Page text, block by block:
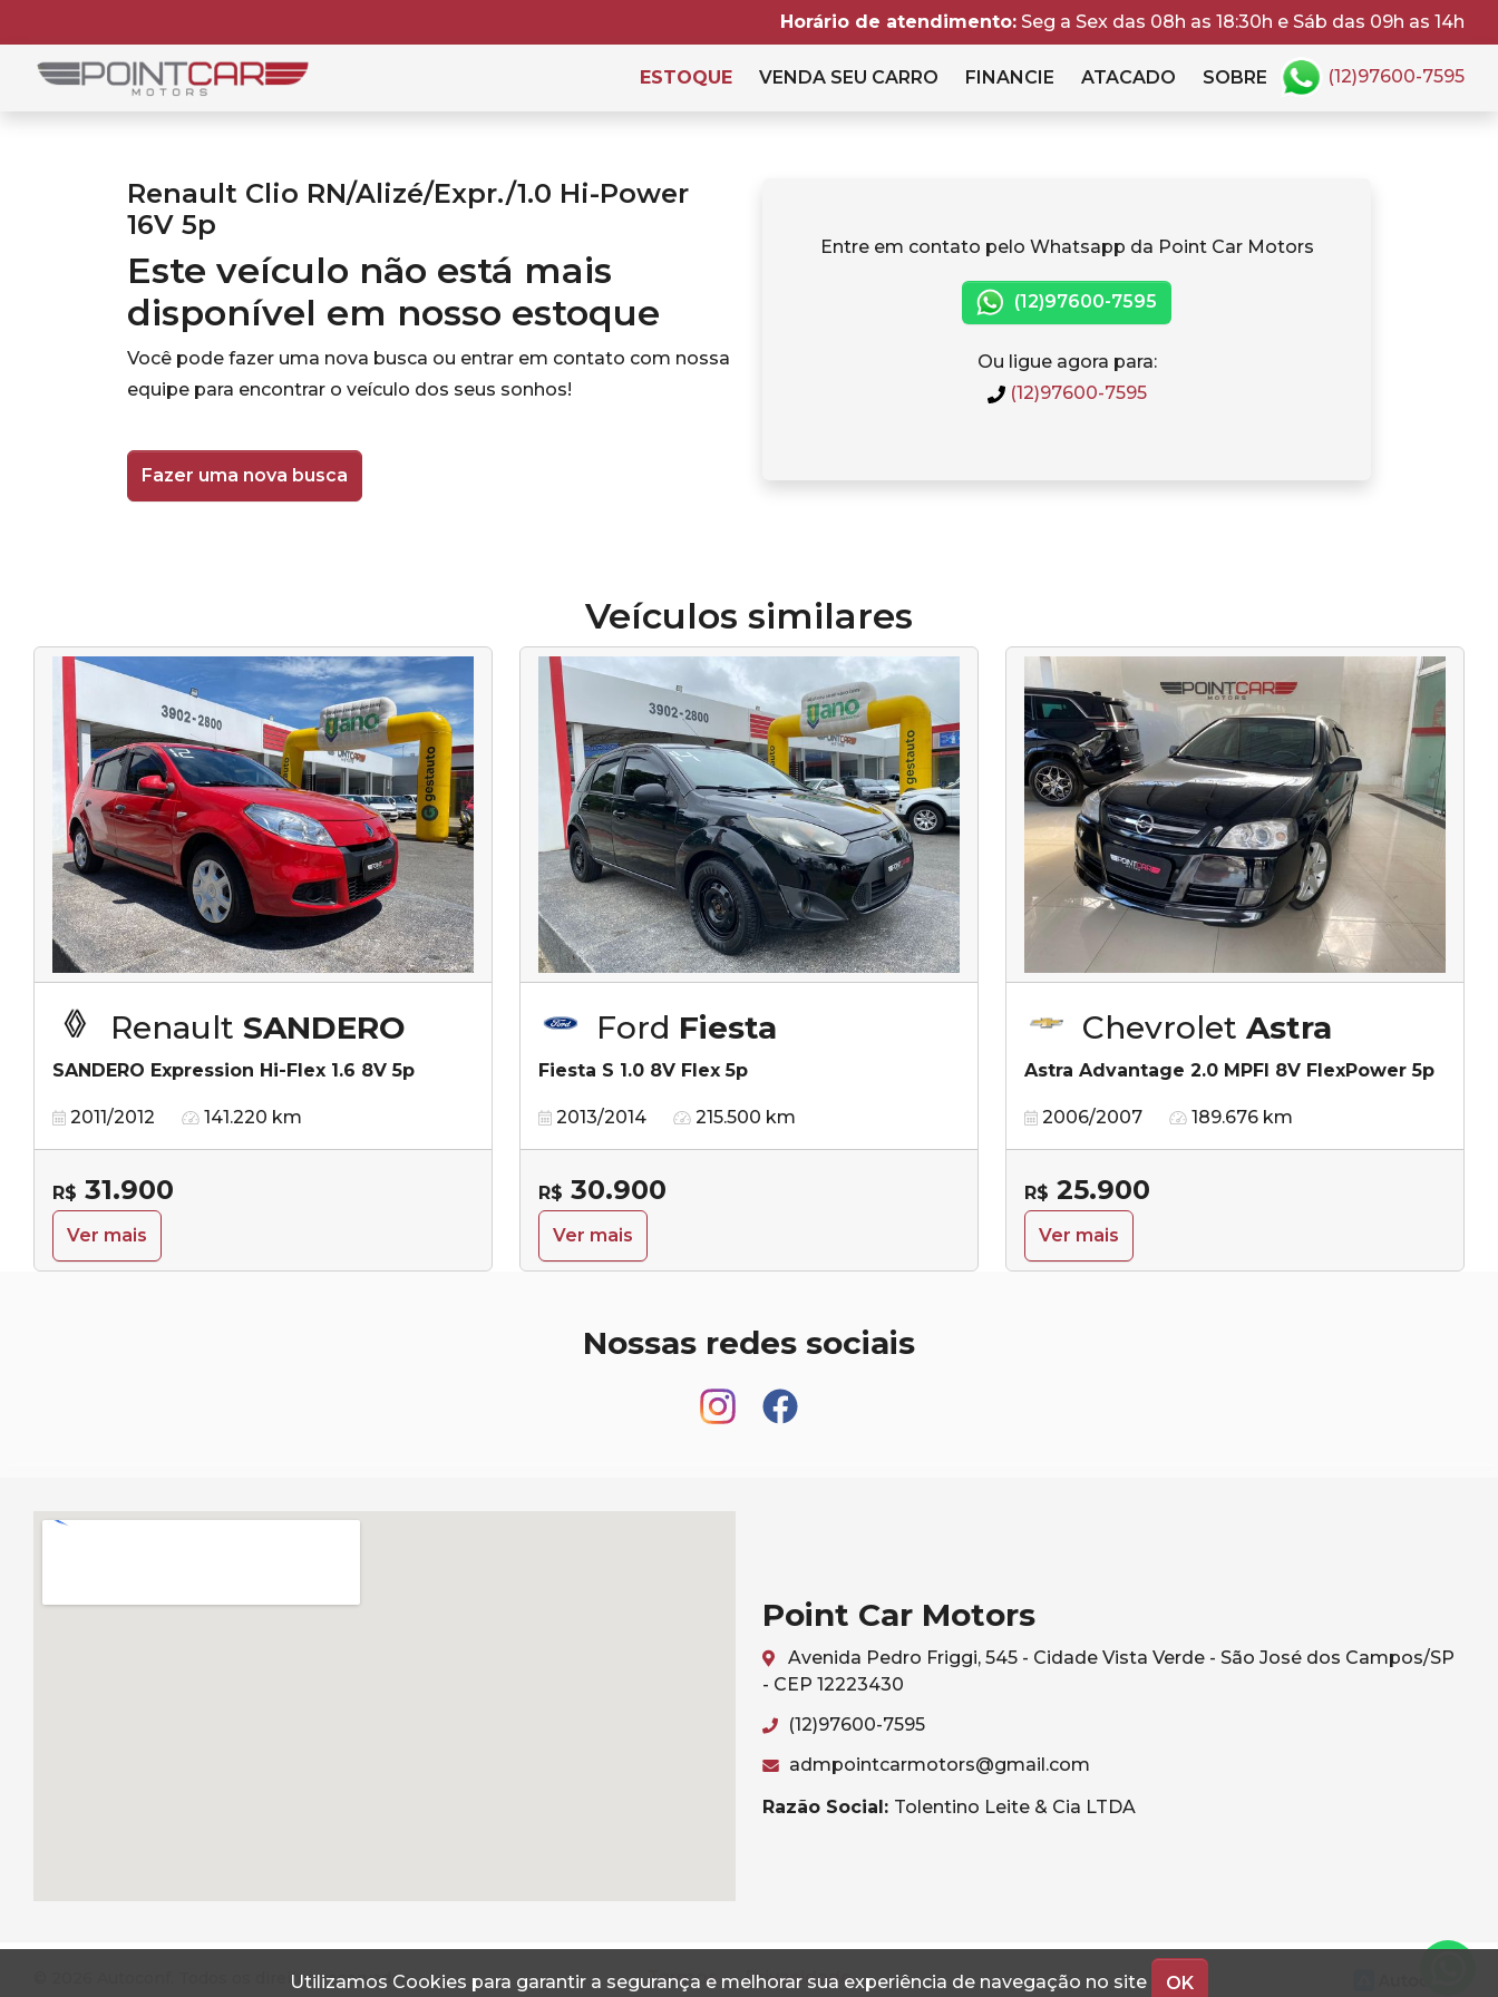
Utilizamos Cookies para garantir a segurança e melhorar sua experiência de navegação no site OK
Horário de atendimento: Seg a Sex das 08h as 18:30h e Sáb das 09h as 14h
ESTOQUE VENDA SEU CARRO FINANCIE ATACADO SOBRE (12)97600-7595
Renault Clio RN/Alizé/Expr./1.0 Hi-Power
16V 5p
Este veículo não está mais
disponível em nosso estoque
Você pode fazer uma nova busca ou entrar em contato com nossa
equipe para encontrar o veículo dos seus sonhos!
Fazer uma nova busca
Entre em contato pelo Whatsapp da Point Car Motors
(12)97600-7595
Ou ligue agora para:
(12)97600-7595
Veículos similares
Renault SANDERO
SANDERO Expression Hi-Flex 1.6 8V 5p
2011/2012 141.220 km
R$ 31.900
Ver mais
Ford Fiesta
Fiesta S 1.0 8V Flex 5p
2013/2014 215.500 km
R$ 30.900
Ver mais
Chevrolet Astra
Astra Advantage 2.0 MPFI 8V FlexPower 5p
2006/2007 189.676 km
R$ 25.900
Ver mais
Nossas redes sociais
Point Car Motors
Avenida Pedro Friggi, 545 - Cidade Vista Verde - São José dos Campos/SP
- CEP 12223430
(12)97600-7595
admpointcarmotors@gmail.com
Razão Social: Tolentino Leite & Cia LTDA
© 2026 Autoconf. Todos os direitos reservados. Termos Privacidade